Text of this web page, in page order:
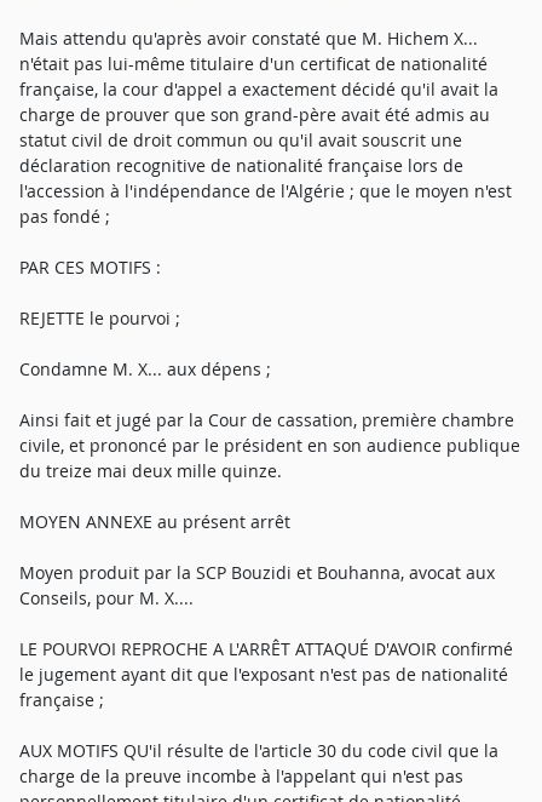
Mais attendu qu'après avoir constaté que M. Hichem X...
n'était pas lui-même titulaire d'un certificat de nationalité
française, la cour d'appel a exactement décidé qu'il avait la
charge de prouver que son grand-père avait été admis au
statut civil de droit commun ou qu'il avait souscrit une
déclaration recognitive de nationalité française lors de
l'accession à l'indépendance de l'Algérie ; que le moyen n'est
pas fondé ;
PAR CES MOTIFS :
REJETTE le pourvoi ;
Condamne M. X... aux dépens ;
Ainsi fait et jugé par la Cour de cassation, première chambre
civile, et prononcé par le président en son audience publique
du treize mai deux mille quinze.
MOYEN ANNEXE au présent arrêt
Moyen produit par la SCP Bouzidi et Bouhanna, avocat aux
Conseils, pour M. X....
LE POURVOI REPROCHE A L'ARRÊT ATTAQUÉ D'AVOIR confirmé
le jugement ayant dit que l'exposant n'est pas de nationalité
française ;
AUX MOTIFS QU'il résulte de l'article 30 du code civil que la
charge de la preuve incombe à l'appelant qui n'est pas